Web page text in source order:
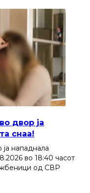
двор ја
снаа!
нападнала
во 18:40 часот
од СВР